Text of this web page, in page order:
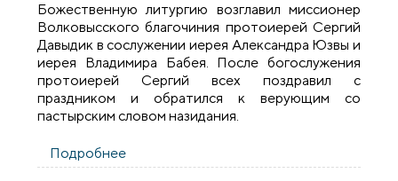
Божественную литургию возглавил миссионер
Волковысского благочиния протоиерей Сергий
Давыдик в сослужении иерея Александра Юзвы и
иерея Владимира Бабея. После богослужения
протоиерей Сергий всех поздравил с
праздником и обратился к верующим со
пастырским словом назидания.
Подробнее
и Кирилла города Волковыска